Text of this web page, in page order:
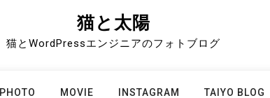
猫と太陽
猫とWordPressエンジニアのフォトブログ
PHOTO MOVIE INSTAGRAM TAIYO BLOG